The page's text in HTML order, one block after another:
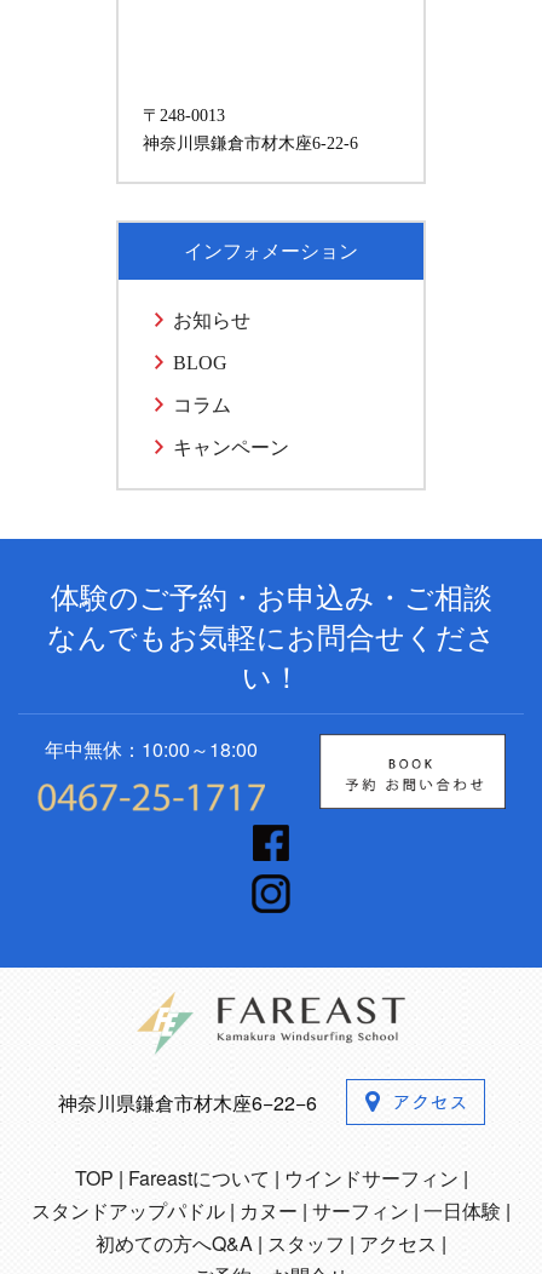
〒248-0013
神奈川県鎌倉市材木座6-22-6
インフォメーション
お知らせ
BLOG
コラム
キャンペーン
体験のご予約・お申込み・ご相談
なんでもお気軽にお問合せくださ
い！
年中無休：10:00～18:00
神奈川県鎌倉市材木座6−22−6
TOP Fareastについて
ウインドサーフィン
スタンドアップパドル
カヌー サーフィン 一日体験
初めての方へQ&A スタッフ
アクセス